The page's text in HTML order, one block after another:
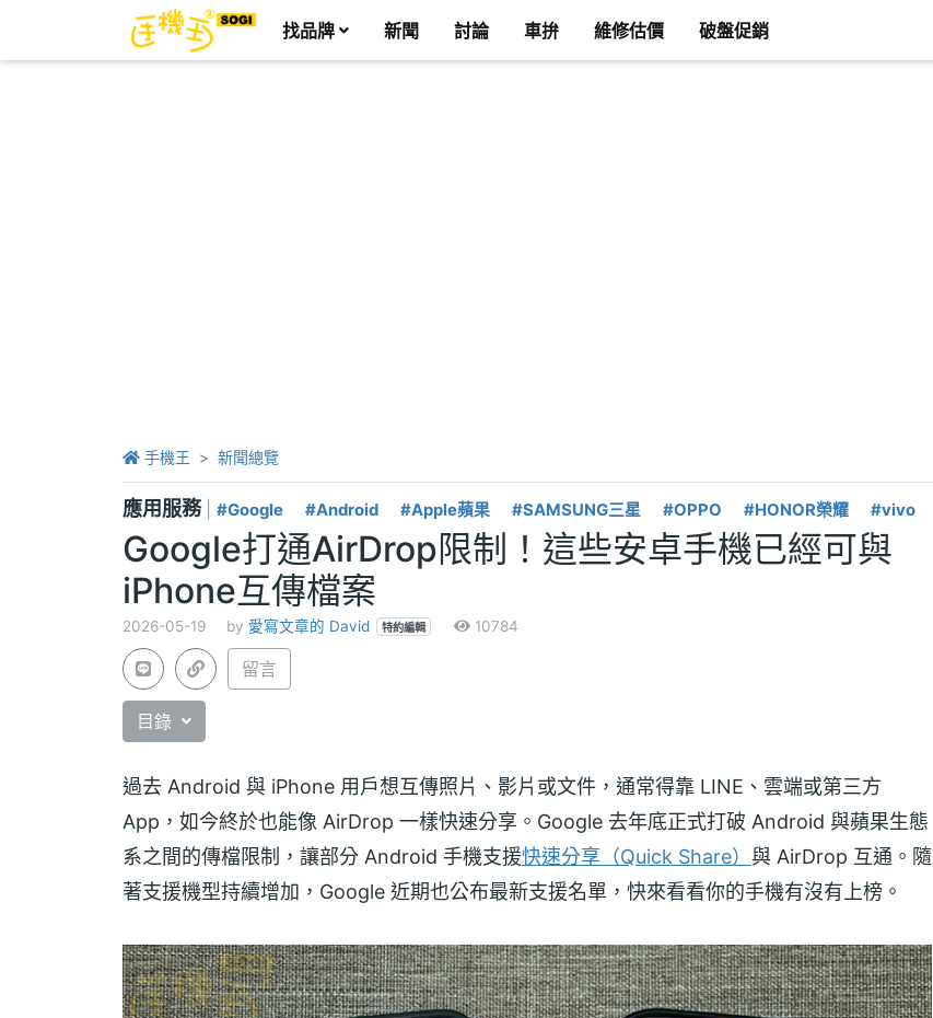
找品牌 新聞 討論 車拚 維修估價 破盤促銷
手機王 新聞總覽
應用服務 #Google #Android #Apple蘋果 #SAMSUNG三星 #OPPO #HONOR榮耀 #vivo
Google打通AirDrop限制！這些安卓手機已經可與
iPhone互傳檔案
2026-05-19 by 愛寫文章的 David 特約編輯 10784
留言
目錄
過去 Android 與 iPhone 用戶想互傳照片、影片或文件，通常得靠 LINE、雲端或第三方
App，如今終於也能像 AirDrop 一樣快速分享。Google 去年底正式打破 Android 與蘋果生態
系之間的傳檔限制，讓部分 Android 手機支援快速分享（Quick Share） 與 AirDrop 互通。隨
著支援機型持續增加，Google 近期也公布最新支援名單，快來看看你的手機有沒有上榜。